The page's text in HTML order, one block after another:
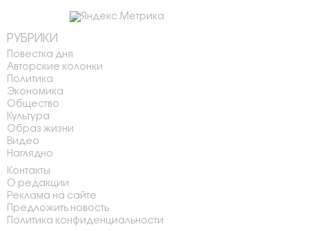
РУБРИКИ
Повестка дня
Авторские колонки
Политика
Экономика
Общество
Культура
Образ жизни
Видео
Наглядно
Контакты
О редакции
Реклама на сайте
Предложить новость
Политика конфиденциальности